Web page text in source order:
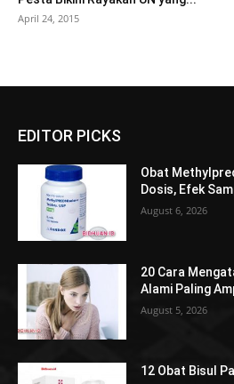
April 24, 2015
EDITOR PICKS
Obat
Dosis, Efek
August 6, 2026
20 Cara
Alami Paling
August 5, 2026
12 Obat Bisul